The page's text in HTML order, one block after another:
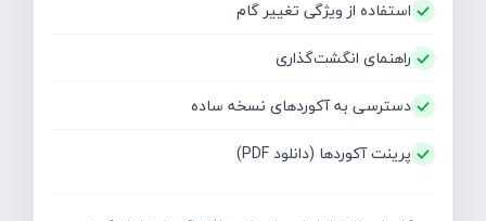
استفاده از ویژگی تغییر گام
راهنمای انگشت‌گذاری
دسترسی به آکوردهای نسخه ساده
پرینت آکوردها (دانلود PDF)